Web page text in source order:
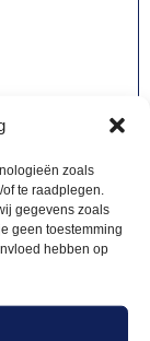
zoals
te raadplegen.
gegevens zoals
geen toestemming
hebben op